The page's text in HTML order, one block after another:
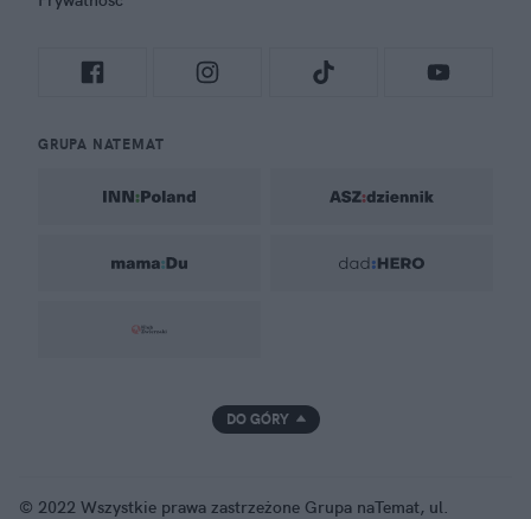
GRUPA NATEMAT
DO GÓRY
© 2022 Wszystkie prawa zastrzeżone Grupa naTemat, ul.